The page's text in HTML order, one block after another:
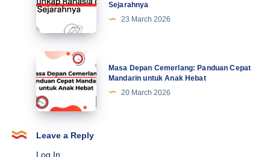
Belajar
Mandarin:
Mengungkap
Rahasia
dari
Jejak
Sejarahnya
Sejarahnya
23 March 2026
Masa
Depan
Cemerlang:
Panduan
Cepat
Mandarin
Masa Depan Cemerlang: Panduan Cepat
Mandarin untuk Anak Hebat
20 March 2026
Leave a Reply
Log In